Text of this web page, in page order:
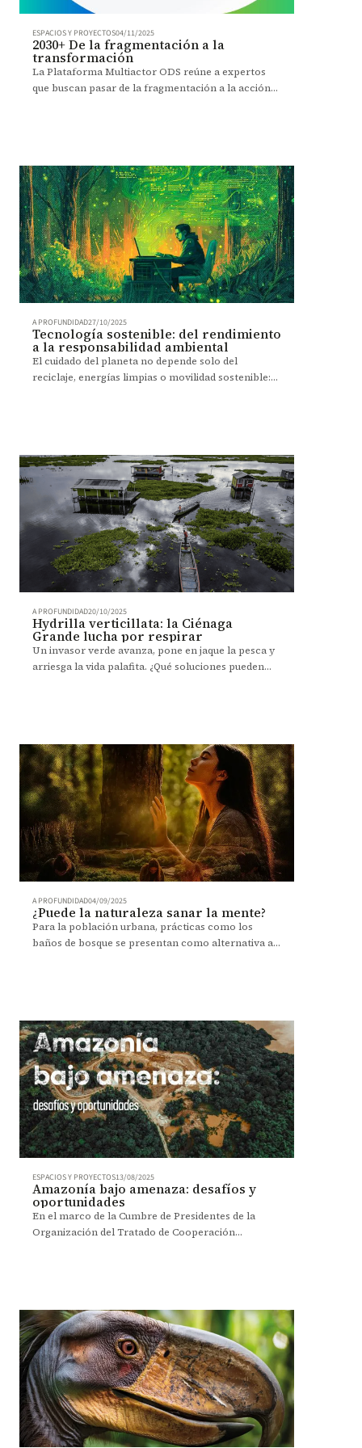
ESPACIOS Y PROYECTOS04/11/2025
2030+ De la fragmentación a la
transformación
La Plataforma Multiactor ODS reúne a expertos
que buscan pasar de la fragmentación a la acción
A PROFUNDIDAD27/10/2025
Tecnología sostenible: del rendimiento
a la responsabilidad ambiental
El cuidado del planeta no depende solo del
reciclaje, energías limpias o movilidad sostenible:
A PROFUNDIDAD20/10/2025
Hydrilla verticillata: la Ciénaga
Grande lucha por respirar
Un invasor verde avanza, pone en jaque la pesca y
arriesga la vida palafita. ¿Qué soluciones pueden
A PROFUNDIDAD04/09/2025
¿Puede la naturaleza sanar la mente?
Para la población urbana, prácticas como los
baños de bosque se presentan como alternativa a
ESPACIOS Y PROYECTOS13/08/2025
Amazonía bajo amenaza: desafíos y
oportunidades
En el marco de la Cumbre de Presidentes de la
Organización del Tratado de Cooperación
decisión sobre la escala y el impacto de la
convergencia de las economías ilícitas en la región.